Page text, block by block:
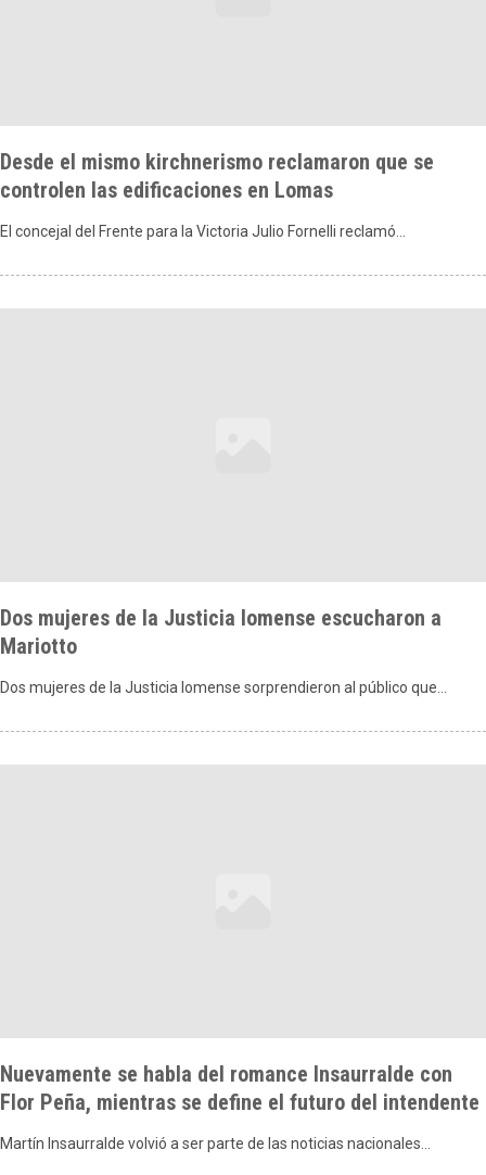
Desde el mismo kirchnerismo reclamaron que se
controlen las edificaciones en Lomas
El concejal del Frente para la Victoria Julio Fornelli reclamó…
Dos mujeres de la Justicia lomense escucharon a
Mariotto
Dos mujeres de la Justicia lomense sorprendieron al público que…
Nuevamente se habla del romance Insaurralde con
Flor Peña, mientras se define el futuro del intendente
Martín Insaurralde volvió a ser parte de las noticias nacionales…